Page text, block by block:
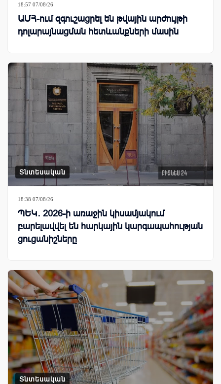
18:57 07/08/26
ԱՄՀ-ում զգուշացրել են թվային արժույթի
դոլարայնացման հետևանքների մասին
Տնտեսական
18:38 07/08/26
ՊԵԿ․ 2026-ի առաջին կիսամյակում
բարելավվել են հարկային կարգապահության
ցուցանիշները
Տնտեսական